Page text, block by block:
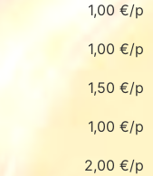
1,00 €
1,00 €
1,50 €
1,00 €
2,00 €